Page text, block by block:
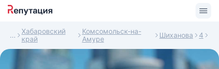
Хабаровский
край
Комсомольск-на-
Амуре
Шиханова 4